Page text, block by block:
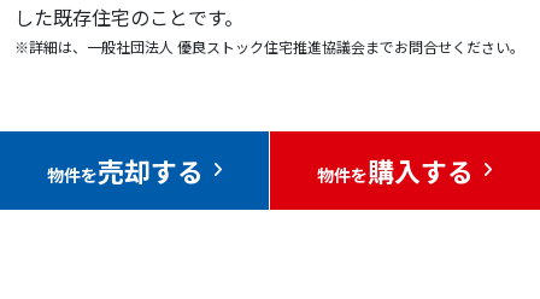
した既存住宅のことです。
※詳細は、一般社団法人 優良ストック住宅推進協議会までお問合せください。
物件を売却する 物件を購入する